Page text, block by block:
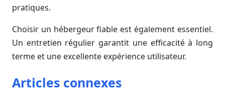
pratiques.
Choisir un hébergeur fiable est également essentiel.
Un entretien régulier garantit une efficacité à long
terme et une excellente expérience utilisateur.
Articles connexes